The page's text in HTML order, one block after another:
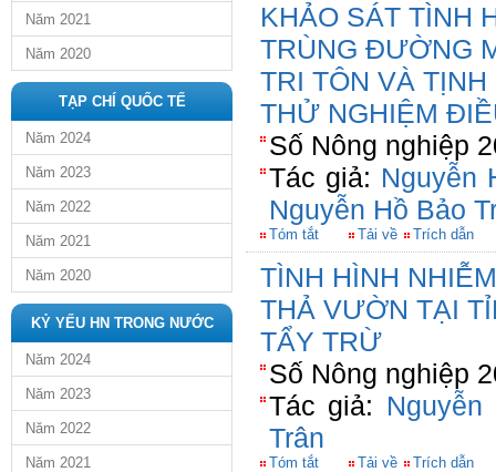
Năm 2021
Năm 2020
TẠP CHÍ QUỐC TẾ
Năm 2024
Năm 2023
Năm 2022
Năm 2021
Năm 2020
KỶ YẾU HN TRONG NƯỚC
Năm 2024
Năm 2023
Năm 2022
Năm 2021
KHẢO SÁT TÌNH
TRÙNG ĐƯỜNG
TRI TÔN VÀ
THỬ NGHIỆM
Số Nông nghiệp
Tác giả: Nguyễn
Nguyễn Hồ Bảo
Tóm tắt Tải về Trích dẫn
TÌNH HÌNH
THẢ VƯỜN TẠI
TẨY TRỪ
Số Nông nghiệp
Tác giả:
Trân
Tóm tắt Tải về Trích dẫn